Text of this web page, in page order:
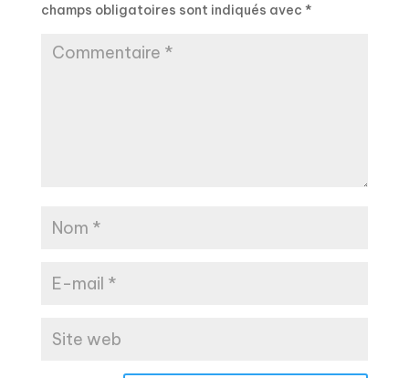
champs obligatoires sont indiqués avec *